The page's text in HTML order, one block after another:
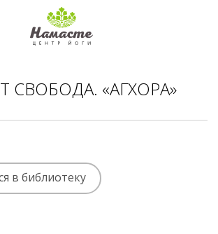
СВОБОДА. «АГХОРА»
в библиотеку